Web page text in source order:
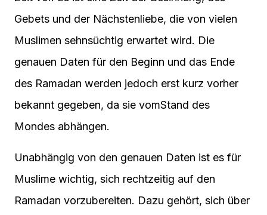
Gebets und der Nächstenliebe, die von vielen
Muslimen sehnsüchtig erwartet wird. Die
genauen Daten für den Beginn und das Ende
des Ramadan werden jedoch erst kurz vorher
bekannt gegeben, da sie vomStand des
Mondes abhängen.
Unabhängig von den genauen Daten ist es für
Muslime wichtig, sich rechtzeitig auf den
Ramadan vorzubereiten. Dazu gehört, sich über